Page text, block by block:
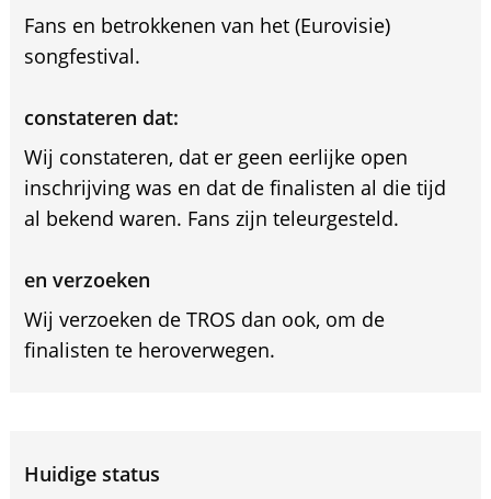
Fans en betrokkenen van het (Eurovisie)
songfestival.
constateren dat:
Wij constateren, dat er geen eerlijke open
inschrijving was en dat de finalisten al die tijd
al bekend waren. Fans zijn teleurgesteld.
en verzoeken
Wij verzoeken de TROS dan ook, om de
finalisten te heroverwegen.
Huidige status